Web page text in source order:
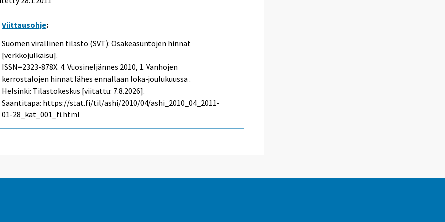
Viittausohje:
Suomen virallinen tilasto (SVT): Osakeasuntojen hinnat
[verkkojulkaisu].
ISSN=2323-878X. 4. Vuosineljännes 2010, 1. Vanhojen
kerrostalojen hinnat lähes ennallaan loka-joulukuussa .
Helsinki: Tilastokeskus [viitattu: 7.8.2026].
Saantitapa: https://stat.fi/til/ashi/2010/04/ashi_2010_04_2011-
01-28_kat_001_fi.html